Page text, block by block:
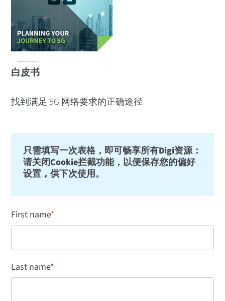
找到满足 5G 网络要求的正确途径
只需填写一次表格，即可畅享所有Digi资源：
请关闭Cookie拦截功能，以便保存您的偏好
设置，供下次使用。
First name*
Last name*
白皮书